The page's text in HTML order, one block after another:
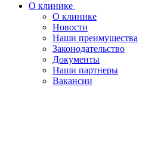
О клинике
О клинике
Новости
Наши преимущества
Законодательство
Документы
Наши партнеры
Вакансии